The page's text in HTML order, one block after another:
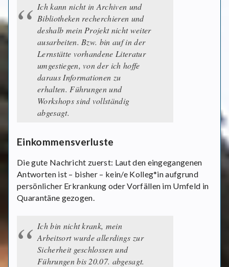
Ich kann nicht in Archiven und
Bibliotheken recherchieren und
deshalb mein Projekt nicht weiter
ausarbeiten. Bzw. bin auf in der
Lernstätte vorhandene Literatur
umgestiegen, von der ich hoffe
daraus Informationen zu
erhalten. Führungen und
Workshops sind vollständig
abgesagt.
Einkommensverluste
Die gute Nachricht zuerst: Laut den eingegangenen
Antworten ist – bisher – kein/e Kolleg*in aufgrund
persönlicher Erkrankung oder Vorfällen im Umfeld in
Quarantäne gezogen.
Ich bin nicht krank, mein
Arbeitsort wurde allerdings zur
Sicherheit geschlossen und
Führungen bis 20.07. abgesagt.